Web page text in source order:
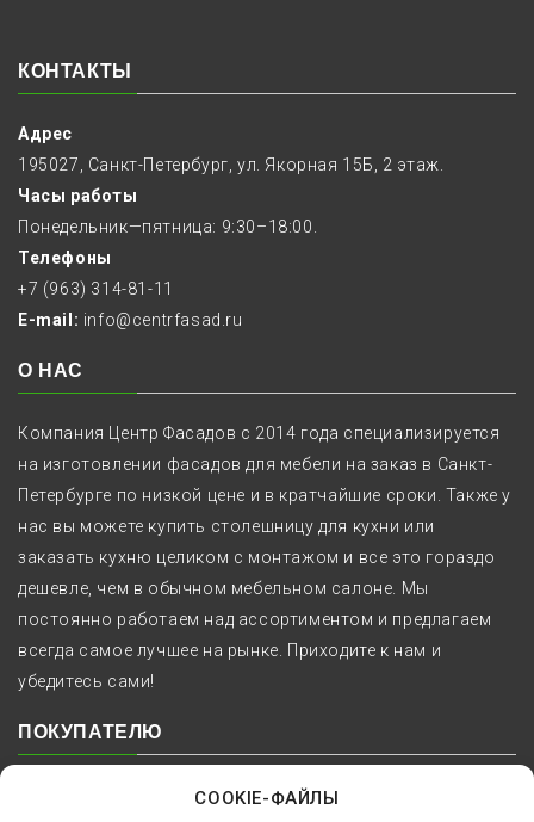
COOKIE-ФАЙЛЫ
КОНТАКТЫ
Адрес
195027, Санкт-Петербург, ул. Якорная 15Б, 2 этаж.
Часы работы
Понедельник—пятница: 9:30–18:00.
Телефоны
+7 (963) 314-81-11
E-mail: info@centrfasad.ru
О НАС
Компания Центр Фасадов с 2014 года специализируется
на изготовлении фасадов для мебели на заказ в Санкт-
Петербурге по низкой цене и в кратчайшие сроки. Также у
нас вы можете купить столешницу для кухни или
заказать кухню целиком с монтажом и все это гораздо
дешевле, чем в обычном мебельном салоне. Мы
постоянно работаем над ассортиментом и предлагаем
всегда самое лучшее на рынке. Приходите к нам и
убедитесь сами!
ПОКУПАТЕЛЮ